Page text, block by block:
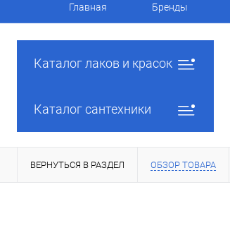
Главная Бренды
Каталог лаков и красок
Каталог сантехники
ВЕРНУТЬСЯ В РАЗДЕЛ ОБЗОР ТОВАРА